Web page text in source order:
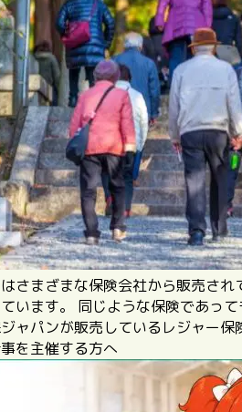
さまざまな保険会社から販売さ
います。 同じような保険であって
ャパンが販売しているレジャー保
を主催する方へ